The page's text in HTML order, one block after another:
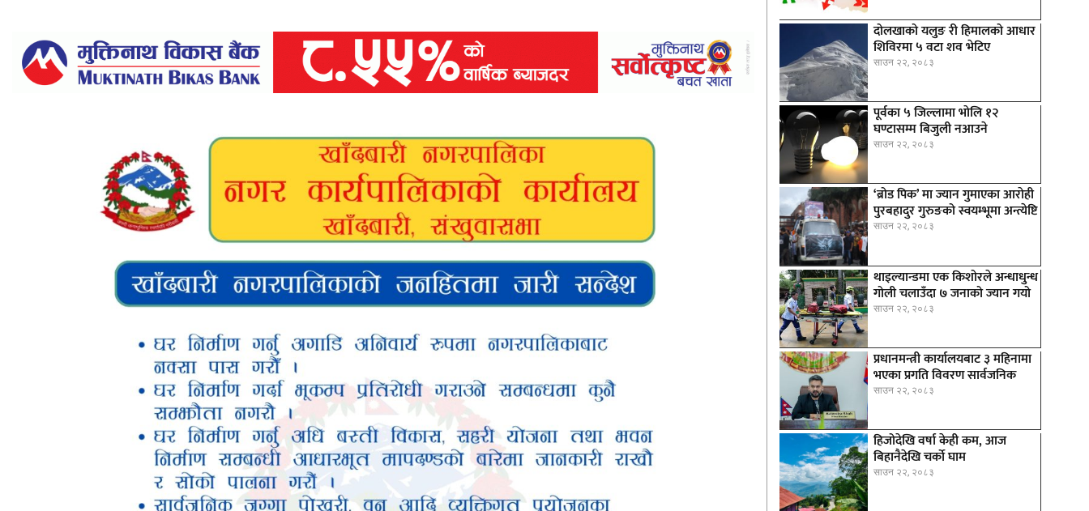
दोलखाको यलुङ री हिमालको आधार
शिविरमा ५ वटा शव भेटिए
साउन २२, २०८३
पूर्वका ५ जिल्लामा भाेलि १२
घण्टासम्म बिजुली नआउने
साउन २२, २०८३
‘ब्रोड पिक’ मा ज्यान गुमाएका आराेही
पुरबहादुर गुरुङको स्वयम्भूमा अन्त्येष्टि
साउन २२, २०८३
थाइल्यान्डमा एक किशोरले अन्धाधुन्ध
गोली चलाउँदा ७ जनाको ज्यान गयो
साउन २२, २०८३
प्रधानमन्त्री कार्यालयबाट ३ महिनामा
भएका प्रगति विवरण सार्वजनिक
साउन २२, २०८३
हिजोदेखि वर्षा केही कम, आज
बिहानैदेखि चर्को घाम
साउन २२, २०८३